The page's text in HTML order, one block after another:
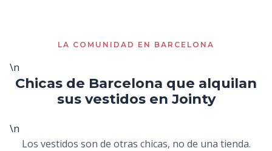
LA COMUNIDAD EN BARCELONA
\n
Chicas de Barcelona que alquilan
sus vestidos en Jointy
\n
Los vestidos son de otras chicas, no de una tienda.